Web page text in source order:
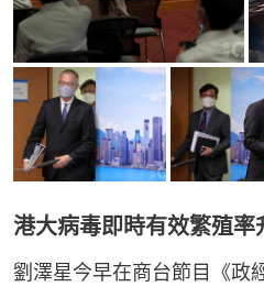
港大病毒即時有效繁殖率
劉澤星今早在商台節目《政